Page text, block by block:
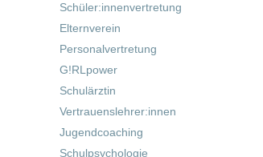
Schüler:innenvertretung
Elternverein
Personalvertretung
G!RLpower
Schulärztin
Vertrauenslehrer:innen
Jugendcoaching
Schulpsychologie